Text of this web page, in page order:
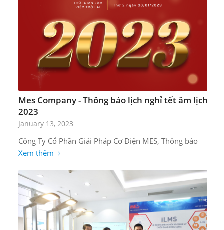
Mes Company - Thông báo lịch nghỉ tết âm lịch
2023
January 13, 2023
Công Ty Cổ Phần Giải Pháp Cơ Điện MES, Thông báo
Xem thêm